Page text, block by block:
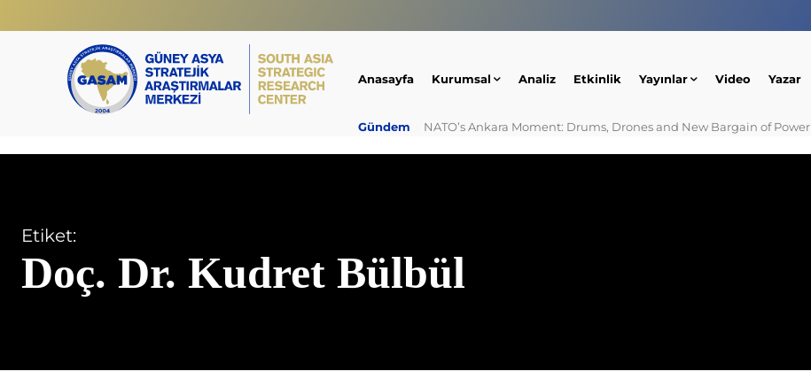
Anasayfa Kurumsal Analiz Etkinlik Yayınlar Video Yazar
Gündem NATO’s Ankara Moment: Drums, Drones and New Bargain of Power
Etiket:
Doç. Dr. Kudret Bülbül